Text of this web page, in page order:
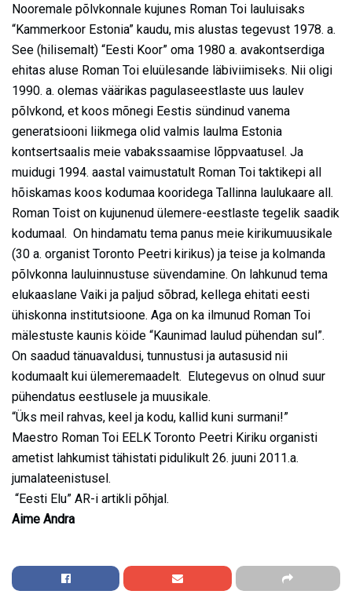
Nooremale põlvkonnale kujunes Roman Toi lauluisaks
“Kammerkoor Estonia” kaudu, mis alustas tegevust 1978. a.
See (hilisemalt) “Eesti Koor” oma 1980 a. avakontserdiga
ehitas aluse Roman Toi eluülesande läbiviimiseks. Nii oligi
1990. a. olemas väärikas pagulaseestlaste uus laulev
põlvkond, et koos mõnegi Eestis sündinud vanema
generatsiooni liikmega olid valmis laulma Estonia
kontsertsaalis meie vabakssaamise lõppvaatusel. Ja
muidugi 1994. aastal vaimustatult Roman Toi taktikepi all
hõiskamas koos kodumaa kooridega Tallinna laulukaare all.
Roman Toist on kujunenud ülemere-eestlaste tegelik saadik
kodumaal. On hindamatu tema panus meie kirikumuusikale
(30 a. organist Toronto Peetri kirikus) ja teise ja kolmanda
põlvkonna lauluinnustuse süvendamine. On lahkunud tema
elukaaslane Vaiki ja paljud sõbrad, kellega ehitati eesti
ühiskonna institutsioone. Aga on ka ilmunud Roman Toi
mälestuste kaunis köide “Kaunimad laulud pühendan sul”.
On saadud tänuavaldusi, tunnustusi ja autasusid nii
kodumaalt kui ülemeremaadelt. Elutegevus on olnud suur
pühendatus eestlusele ja muusikale.
“Üks meil rahvas, keel ja kodu, kallid kuni surmani!”
Maestro Roman Toi EELK Toronto Peetri Kiriku organisti
ametist lahkumist tähistati pidulikult 26. juuni 2011.a.
jumalateenistusel.
“Eesti Elu” AR-i artikli põhjal.
Aime Andra